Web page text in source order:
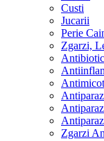
Custi
Jucarii
Perie
Zgarzi,
Zgarzi